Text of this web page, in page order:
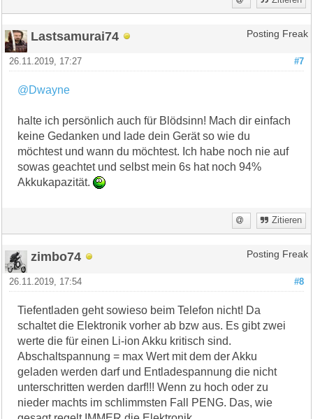
Lastsamurai74 Posting Freak
#7
26.11.2019, 17:27
@Dwayne
halte ich persönlich auch für Blödsinn! Mach dir einfach
keine Gedanken und lade dein Gerät so wie du
möchtest und wann du möchtest. Ich habe noch nie auf
sowas geachtet und selbst mein 6s hat noch 94%
Akkukapazität.
Zitieren
zimbo74 Posting Freak
#8
26.11.2019, 17:54
Tiefentladen geht sowieso beim Telefon nicht! Da
schaltet die Elektronik vorher ab bzw aus. Es gibt zwei
werte die für einen Li-ion Akku kritisch sind.
Abschaltspannung = max Wert mit dem der Akku
geladen werden darf und Entladespannung die nicht
unterschritten werden darf!!! Wenn zu hoch oder zu
nieder machts im schlimmsten Fall PENG. Das, wie